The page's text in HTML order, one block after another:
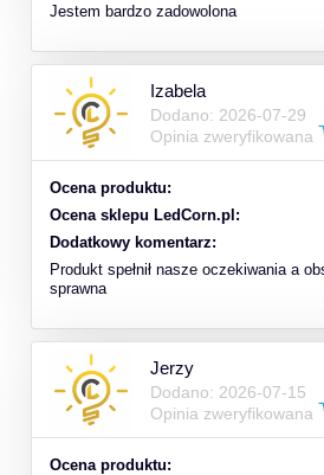
Jestem bardzo zadowolona
Izabela
Dodano: 2026-07-29
Opinia zweryfikowana
Ocena produktu:
Ocena sklepu LedCorn.pl:
Dodatkowy komentarz:
Produkt spełnił nasze oczekiwania a
sprawna
Jerzy
Dodano: 2026-07-15
Opinia zweryfikowana
Ocena produktu: